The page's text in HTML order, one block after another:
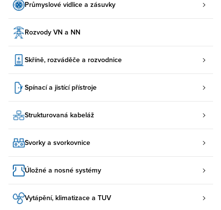
Průmyslové vidlice a zásuvky
Rozvody VN a NN
Skříně, rozváděče a rozvodnice
Spínací a jistící přístroje
Strukturovaná kabeláž
Svorky a svorkovnice
Úložné a nosné systémy
Vytápění, klimatizace a TUV